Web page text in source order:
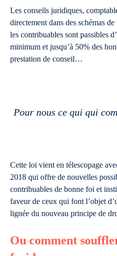
Les conseils juridiques,
directement dans des schémas
les contribuables sont passibles
minimum et jusqu’à 50% des
prestation de conseil…
Pour nous ce qui qui
Cette loi vient en télescopage
2018 qui offre de nouvelles
contribuables de bonne foi et
faveur de ceux qui font l’objet
lignée du nouveau principe de
Ou comment